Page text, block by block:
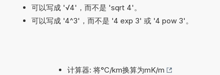
可以写成 '√4'，而不是 'sqrt 4'。
可以写成 '4^3'，而不是 '4 exp 3' 或 '4 pow 3'。
计算器: 将°C/km换算为mK/m